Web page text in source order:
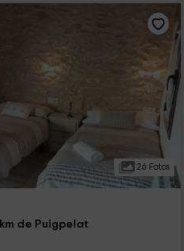
26 Fotos
de Puigpelat